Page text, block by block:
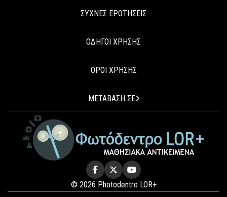
ΣΥΧΝΕΣ ΕΡΩΤΗΣΕΙΣ
ΟΔΗΓΟΙ ΧΡΗΣΗΣ
ΟΡΟΙ ΧΡΗΣΗΣ
ΜΕΤΑΒΑΣΗ ΣΕ
© 2026 Photodentro LOR+